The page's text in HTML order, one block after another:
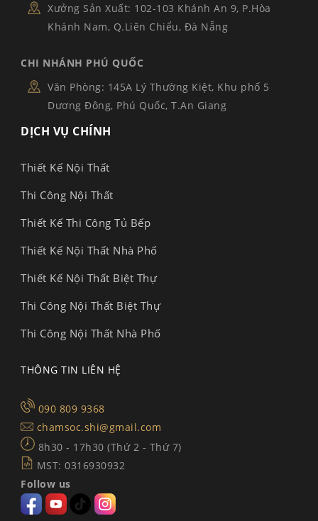
Xưởng Sản Xuất: 102-103 Khánh An 9, P.Hòa
Khánh Nam, Q.Liên Chiểu, Đà Nẵng
CHI NHÁNH PHÚ QUỐC
Văn Phòng: 145A Lý Thường Kiệt, Khu phố 5
Dương Đông, Phú Quốc, T.An Giang
DỊCH VỤ CHÍNH
Thiết Kế Nội Thất
Thi Công Nội Thất
Thiết Kế Thi Công Tủ Bếp
Thiết Kế Nội Thất Nhà Phố
Thiết Kế Nội Thất Biệt Thự
Thi Công Nội Thất Biệt Thự
Thi Công Nội Thất Nhà Phố
THÔNG TIN LIÊN HỆ
090 809 9368
chamsoc.shi@gmail.com
8h30 - 17h30 (Thứ 2 - Thứ 7)
MST: 0316930932
Follow us